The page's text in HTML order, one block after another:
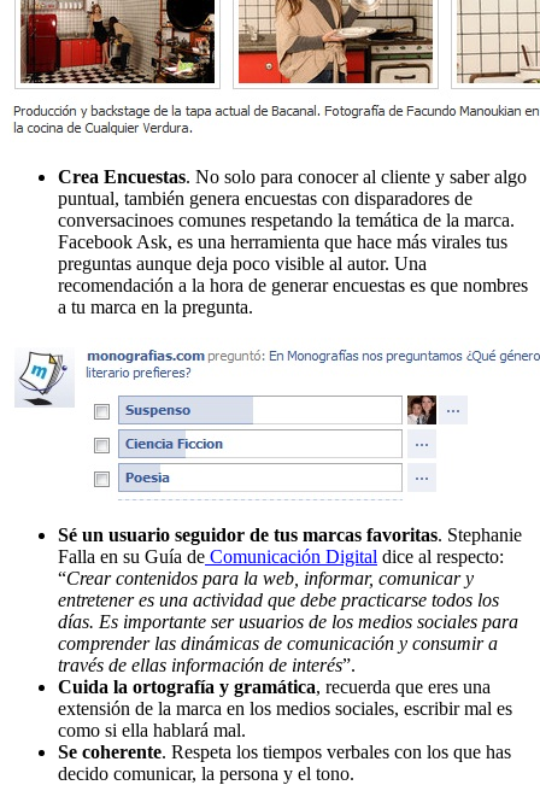
Crea Encuestas. No solo para conocer al cliente y saber algo
puntual, también genera encuestas con disparadores de
conversacinoes comunes respetando la temática de la marca.
Facebook Ask, es una herramienta que hace más virales tus
preguntas aunque deja poco visible al autor. Una
recomendación a la hora de generar encuestas es que nombres
a tu marca en la pregunta.
Sé un usuario seguidor de tus marcas favoritas. Stephanie
Falla en su Guía de Comunicación Digital dice al respecto:
“Crear contenidos para la web, informar, comunicar y
entretener es una actividad que debe practicarse todos los
días. Es importante ser usuarios de los medios sociales para
comprender las dinámicas de comunicación y consumir a
través de ellas información de interés”.
Cuida la ortografía y gramática, recuerda que eres una
extensión de la marca en los medios sociales, escribir mal es
como si ella hablará mal.
Se coherente. Respeta los tiempos verbales con los que has
decido comunicar, la persona y el tono.